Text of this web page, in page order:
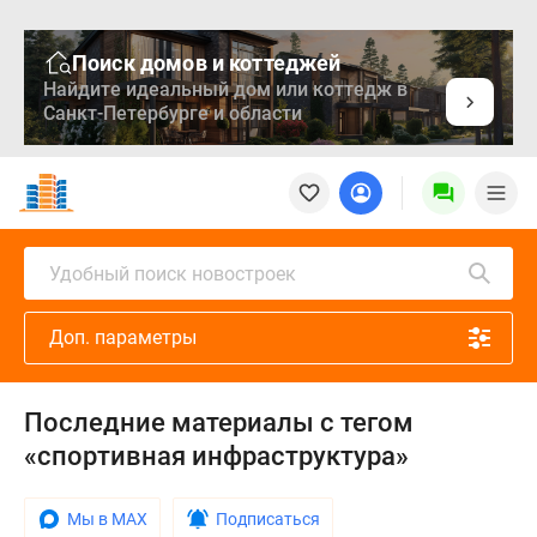
Поиск домов и коттеджей
Найдите идеальный дом или коттедж в
Санкт-Петербурге и области
Новостройки
Квартиры
Ипотека
Медиа
проекте
Контакты
Реклама
сайте
Продавцы
Удобный поиск новостроек
Доп. параметры
Последние материалы с тегом
«спортивная инфраструктура»
Мы в MAX Подписаться